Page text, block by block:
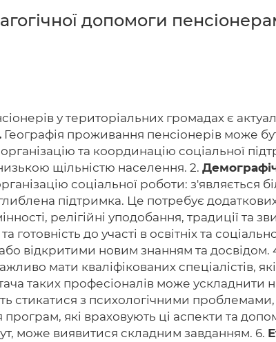
допомоги
у територіальних громадах є
Географія проживання пенсіонерів може
та координацію соціальної
щільністю населення. 2.
соціальної роботи: з'являється
підтримка. Це потребує додаткових
релігійні уподобання, традиції та
готовність до участі в освітніх та
відкритими новим знанням та досвідом.
мати кваліфікованих спеціалістів,
таких професіоналів може
стикатися з психологічними
програм, які враховують ці аспекти та
може виявитися складним завданням. 6.